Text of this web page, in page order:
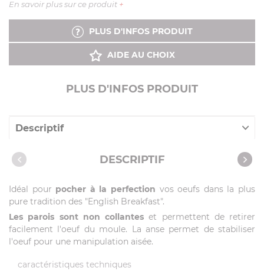
En savoir plus sur ce produit +
PLUS D'INFOS PRODUIT
AIDE AU CHOIX
PLUS D'INFOS PRODUIT
Descriptif
Caractéristiques DESCRIPTIF
Idéal pour pocher à la perfection vos oeufs dans la plus
pure tradition des "English Breakfast".
Les parois sont non collantes et permettent de retirer
facilement l'oeuf du moule. La anse permet de stabiliser
l'oeuf pour une manipulation aisée.
caractéristiques techniques